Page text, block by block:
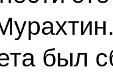
был